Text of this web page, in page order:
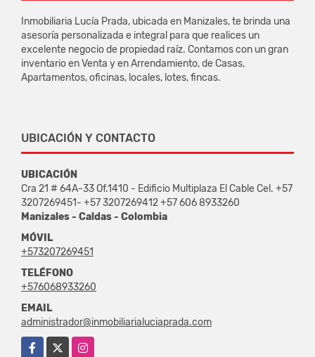
Inmobiliaria Lucía Prada, ubicada en Manizales, te brinda una
asesoría personalizada e integral para que realices un
excelente negocio de propiedad raíz. Contamos con un gran
inventario en Venta y en Arrendamiento, de Casas,
Apartamentos, oficinas, locales, lotes, fincas.
UBICACIÓN Y CONTACTO
UBICACIÓN
Cra 21 # 64A-33 Of.1410 - Edificio Multiplaza El Cable Cel. +57
3207269451- +57 3207269412 +57 606 8933260
Manizales - Caldas - Colombia
MÓVIL
+573207269451
TELÉFONO
+576068933260
EMAIL
administrador@inmobiliarialuciaprada.com
Facebook
Instagram